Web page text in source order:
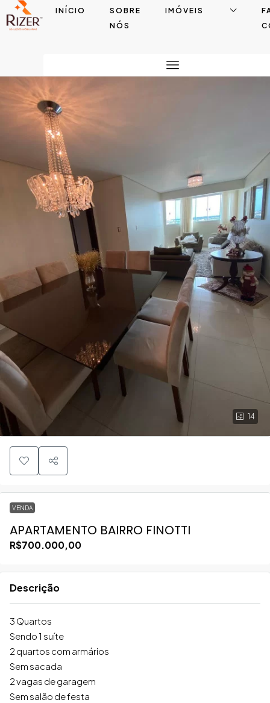
INÍCIO
SOBRE
NÓS
IMÓVEIS
14
VENDA
APARTAMENTO BAIRRO FINOTTI
R$700.000,00
Descrição
3 Quartos
Sendo 1 suíte
2 quartos com armários
Sem sacada
2 vagas de garagem
Sem salão de festa